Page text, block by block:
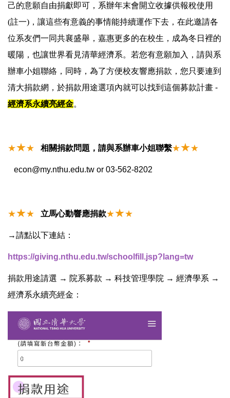
己的意願自由捐獻即可，系辦年末會開立收據供報稅使用
(註一) ，讓這些有意義的事情能持續運作下去，在此邀請各
位系友們一同共襄盛舉，嘉惠更多的在校生，成為冬日裡的
暖陽，也讓世界看見清華經濟系。若您有意願加入，請與系
辦車小姐聯絡，同時，為了方便校友響應捐款，您只要連到
清大捐款網，於捐款用途選項內就可以找到這個募款計畫 -
經濟系永續亮經金。
★★★ 相關捐款問題，請與系辦車小姐聯繫★★★
econ@my.nthu.edu.tw or 03-562-8202
★★★ 立馬心動響應捐款★★★
→請點以下連結：
https://giving.nthu.edu.tw/schoolfill.jsp?lang=tw
捐款用途請選 → 院系募款 → 科技管理學院 → 經濟學系 →
經濟系永續亮經金：